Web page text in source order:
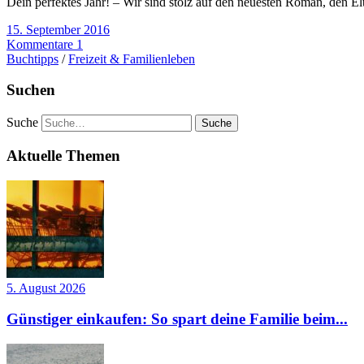
15. September 2016
Kommentare 1
Buchtipps /Freizeit & Familienleben
Suchen
Suche
Aktuelle Themen
5. August 2026
Günstiger einkaufen: So spart deine Familie beim...